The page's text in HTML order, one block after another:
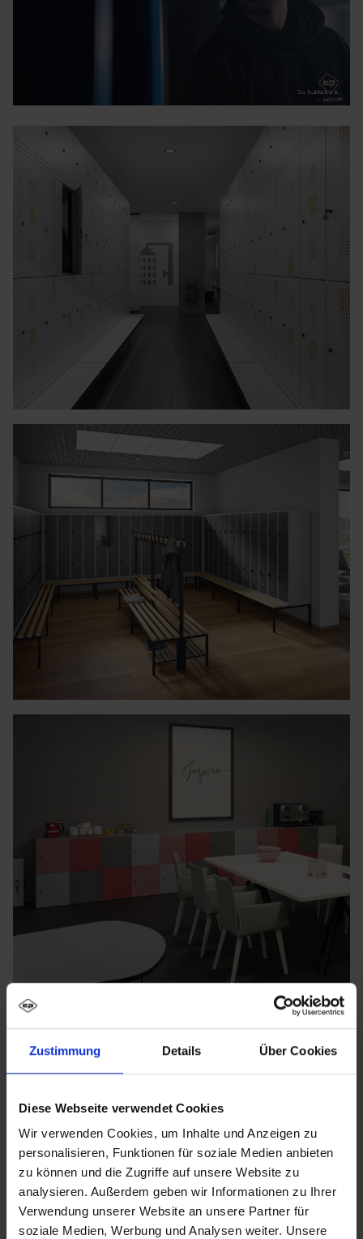
Zustimmung Details Über Cookies
Diese Webseite verwendet Cookies
Wir verwenden Cookies, um Inhalte und Anzeigen zu
personalisieren, Funktionen für soziale Medien anbieten
zu können und die Zugriffe auf unsere Website zu
analysieren. Außerdem geben wir Informationen zu Ihrer
Verwendung unserer Website an unsere Partner für
soziale Medien, Werbung und Analysen weiter. Unsere